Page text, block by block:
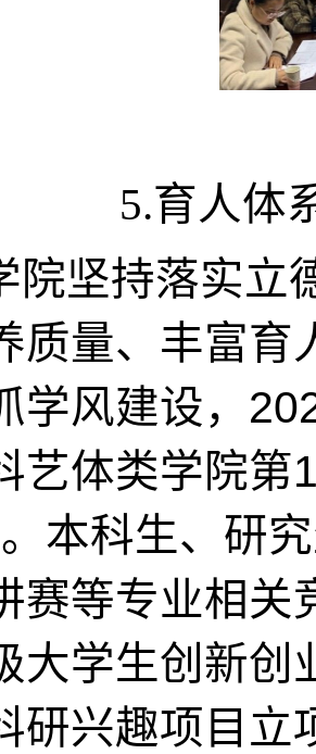
5.育人体
院坚持落实立
质量、丰富育
学风建设，
艺体类学院第
本科生、研
赛等专业相关
大学生创新创
研兴趣项目立